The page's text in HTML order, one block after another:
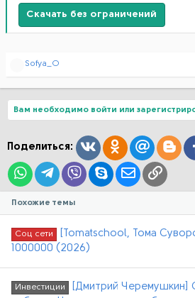
Скачать без ограничений
Р
ц
и
:
Sofya_O
Вам необходимо войти или
Поделиться: ВконтактеMail.ru
WhatsAppTelegram
ViberSkype Ссылка
Похожие темы
Соц сети
[Tomatschool, Тома
1000000 (2026)
Инвестиции
[Дмитрий Черемушкин]